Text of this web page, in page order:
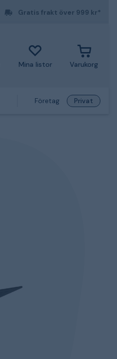
Gratis frakt över 999 kr*
Mina listor Varukorg
Företag Privat